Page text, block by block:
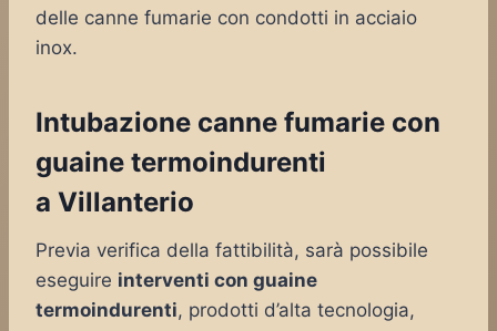
delle canne fumarie con condotti in acciaio
inox.
Intubazione canne fumarie con
guaine termoindurenti
a Villanterio
Previa verifica della fattibilità, sarà possibile
eseguire interventi con guaine
termoindurenti, prodotti d’alta tecnologia,